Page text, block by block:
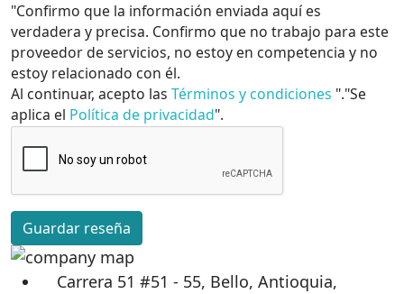
"Confirmo que la información enviada aquí es
verdadera y precisa. Confirmo que no trabajo para este
proveedor de servicios, no estoy en competencia y no
estoy relacionado con él.
Al continuar, acepto las Términos y condiciones "."Se
aplica el Política de privacidad".
Guardar reseña
Carrera 51 #51 - 55, Bello, Antioquia,